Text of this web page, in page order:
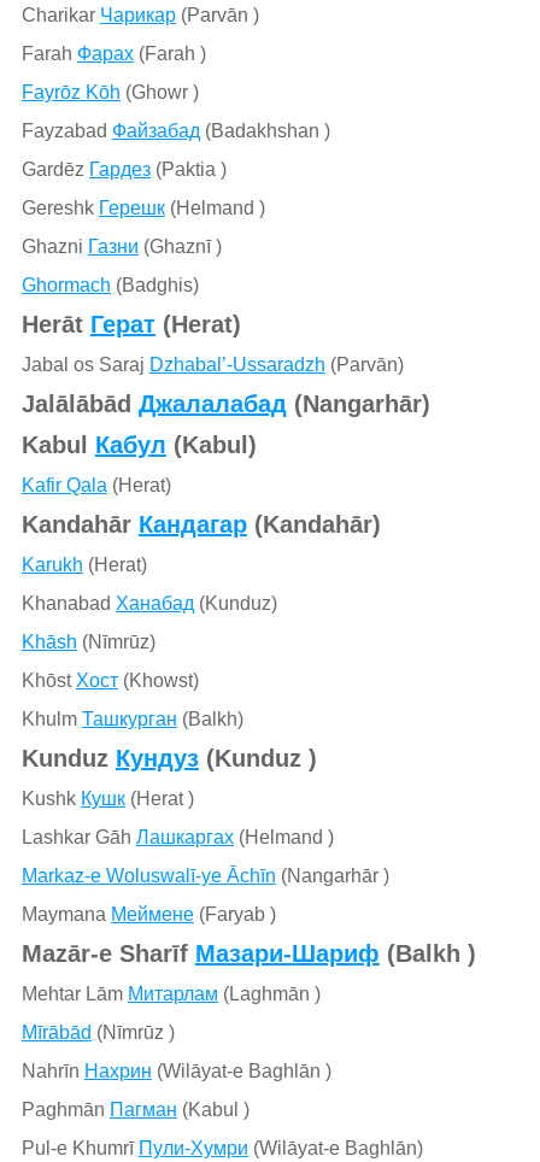
Charikar Чарикар(Parvān )
Farah Фарах(Farah )
Fayrōz Kōh (Ghowr )
Fayzabad Файзабад (Badakhshan )
Gardēz Гардез(Paktia )
Gereshk Герешк(Helmand )
Ghazni Газни (Ghaznī )
Ghormach (Badghis)
Herāt Герат(Herat)
Jabal os Saraj Dzhabal’-Ussaradzh (Parvān)
Jalālābād Джалалабад(Nangarhār)
Kabul Кабул (Kabul)
Kafir Qala (Herat)
Kandahār Кандагар(Kandahār)
Karukh (Herat)
Khanabad Ханабад (Kunduz)
Khāsh (Nīmrūz)
Khōst Хост(Khowst)
Khulm Ташкурган (Balkh)
Kunduz Кундуз(Kunduz )
Kushk Кушк(Herat )
Lashkar Gāh Лашкаргах(Helmand )
Markaz-e Woluswalī-ye Āchīn (Nangarhār )
Maymana Меймене(Faryab )
Mazār-e Sharīf Мазари-Шариф (Balkh )
Mehtar Lām Митарлам (Laghmān )
Mīrābād (Nīmrūz )
Nahrīn Нахрин (Wilāyat-e Baghlān )
Paghmān Пагман (Kabul )
Pul-e Khumrī Пули-Хумри (Wilāyat-e Baghlān)